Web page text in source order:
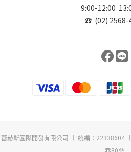
9:00-12:00
☎ (02) 2568-
蕾赫斯國際開發有限公司 ︱ 統編：22338604
巷80號